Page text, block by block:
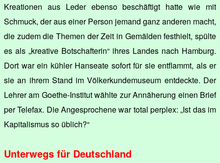
Kreationen aus Leder ebenso beschäftigt hatte wie mit
Schmuck, der aus einer Person jemand ganz anderen macht,
die zudem die Themen der Zeit in Gemälden festhielt, spülte
es als „kreative Botschafterin“ ihres Landes nach Hamburg.
Dort war ein kühler Hanseate sofort für sie entflammt, als er
sie an ihrem Stand im Völkerkundemuseum entdeckte. Der
Lehrer am Goethe-Institut wählte zur Annäherung einen Brief
per Telefax. Die Angesprochene war total perplex: „Ist das im
Kapitalismus so üblich?“
Unterwegs für Deutschland